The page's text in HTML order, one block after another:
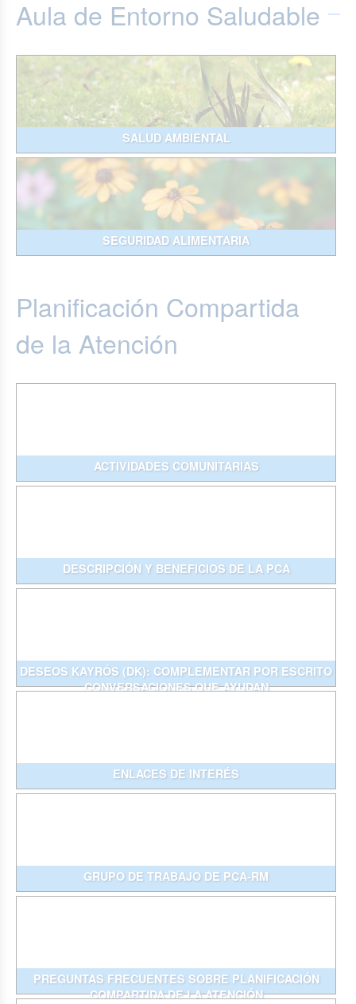
Aula de Entorno Saludable
SALUD AMBIENTAL
SEGURIDAD ALIMENTARIA
Planificación Compartida
de la Atención
ACTIVIDADES COMUNITARIAS
DESCRIPCIÓN Y BENEFICIOS DE LA PCA
DESEOS KAYRÓS (DK): COMPLEMENTAR POR ESCRITO
CONVERSACIONES QUE AYUDAN
ENLACES DE INTERÉS
GRUPO DE TRABAJO DE PCA-RM
PREGUNTAS FRECUENTES SOBRE PLANIFICACIÓN
COMPARTIDA DE LA ATENCIÓN